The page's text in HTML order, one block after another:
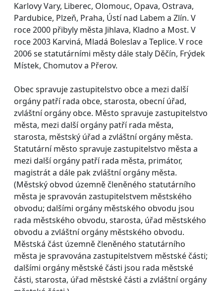
Karlovy Vary, Liberec, Olomouc, Opava, Ostrava,
Pardubice, Plzeň, Praha, Ústí nad Labem a Zlín. V
roce 2000 přibyly města Jihlava, Kladno a Most. V
roce 2003 Karviná, Mladá Boleslav a Teplice. V roce
2006 se statutárními městy dále staly Děčín, Frýdek
Místek, Chomutov a Přerov.
Obec spravuje zastupitelstvo obce a mezi další
orgány patří rada obce, starosta, obecní úřad,
zvláštní orgány obce. Město spravuje zastupitelstvo
města, mezi další orgány patří rada města,
starosta, městský úřad a zvláštní orgány města.
Statutární město spravuje zastupitelstvo města a
mezi další orgány patří rada města, primátor,
magistrát a dále pak zvláštní orgány města.
(Městský obvod územně členěného statutárního
města je spravován zastupitelstvem městského
obvodu; dalšími orgány městského obvodu jsou
rada městského obvodu, starosta, úřad městského
obvodu a zvláštní orgány městského obvodu.
Městská část územně členěného statutárního
města je spravována zastupitelstvem městské části;
dalšími orgány městské části jsou rada městské
části, starosta, úřad městské části a zvláštní orgány